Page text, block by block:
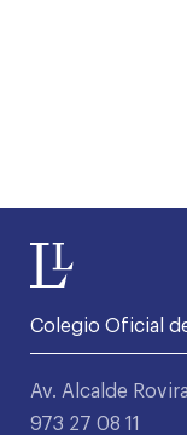
Colegio Oficial
Av. Alcalde
973 27 08 11